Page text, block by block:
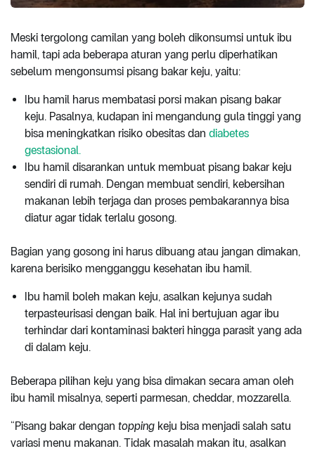
Meski tergolong camilan yang boleh dikonsumsi untuk ibu
hamil, tapi ada beberapa aturan yang perlu diperhatikan
sebelum mengonsumsi pisang bakar keju, yaitu:
Ibu hamil harus membatasi porsi makan pisang bakar
keju. Pasalnya, kudapan ini mengandung gula tinggi yang
bisa meningkatkan risiko obesitas dan diabetes
gestasional.
Ibu hamil disarankan untuk membuat pisang bakar keju
sendiri di rumah. Dengan membuat sendiri, kebersihan
makanan lebih terjaga dan proses pembakarannya bisa
diatur agar tidak terlalu gosong.
Bagian yang gosong ini harus dibuang atau jangan dimakan,
karena berisiko mengganggu kesehatan ibu hamil.
Ibu hamil boleh makan keju, asalkan kejunya sudah
terpasteurisasi dengan baik. Hal ini bertujuan agar ibu
terhindar dari kontaminasi bakteri hingga parasit yang ada
di dalam keju.
Beberapa pilihan keju yang bisa dimakan secara aman oleh
ibu hamil misalnya, seperti parmesan, cheddar, mozzarella.
“Pisang bakar dengan topping keju bisa menjadi salah satu
variasi menu makanan. Tidak masalah makan itu, asalkan